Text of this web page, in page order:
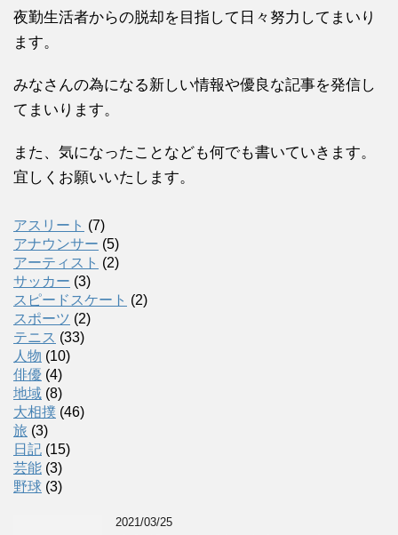
夜勤生活者からの脱却を目指して日々努力してまいり
ます。
みなさんの為になる新しい情報や優良な記事を発信し
てまいります。
また、気になったことなども何でも書いていきます。
宜しくお願いいたします。
アスリート (7)
アナウンサー (5)
アーティスト (2)
サッカー (3)
スピードスケート (2)
スポーツ (2)
テニス (33)
人物 (10)
俳優 (4)
地域 (8)
大相撲 (46)
旅 (3)
日記 (15)
芸能 (3)
野球 (3)
2021/03/25